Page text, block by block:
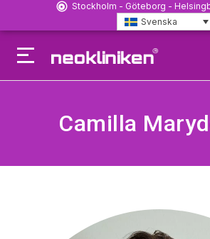
Stockholm - Göteborg -
Svenska
Camilla